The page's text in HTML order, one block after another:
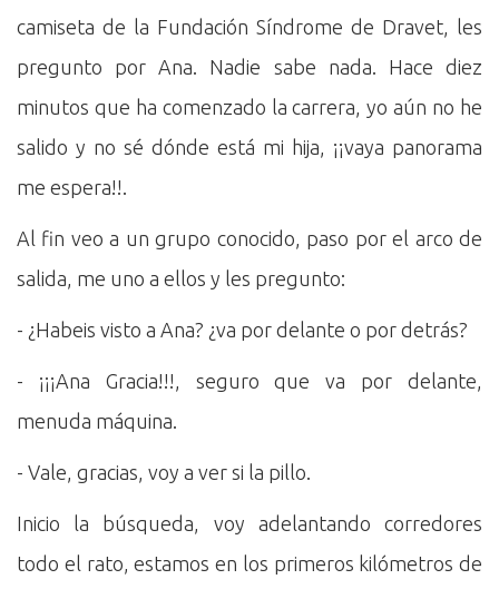
camiseta de la Fundación Síndrome de Dravet, les
pregunto por Ana. Nadie sabe nada. Hace diez
minutos que ha comenzado la carrera, yo aún no he
salido y no sé dónde está mi hija, ¡¡vaya panorama
me espera!!.
Al fin veo a un grupo conocido, paso por el arco de
salida, me uno a ellos y les pregunto:
- ¿Habeis visto a Ana? ¿va por delante o por detrás?
- ¡¡¡Ana Gracia!!!, seguro que va por delante,
menuda máquina.
- Vale, gracias, voy a ver si la pillo.
Inicio la búsqueda, voy adelantando corredores
todo el rato, estamos en los primeros kilómetros de